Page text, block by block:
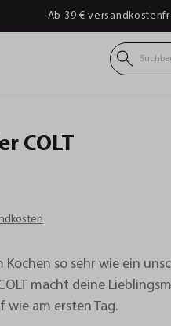
Ab 39 €
COLT
so sehr wie ein
macht deine
wie am ersten Tag.